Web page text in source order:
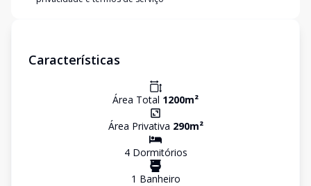
Características
Área Total 1200m²
Área Privativa 290m²
4Dormitórios
1 Banheiro